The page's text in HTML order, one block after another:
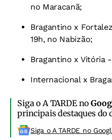
no Maracanã;
Bragantino x
19h, no Nabizão;
Bragantino x Vitória
Internacional x
Siga o A TARDE no
principais destaques do
Siga o A TARDE no